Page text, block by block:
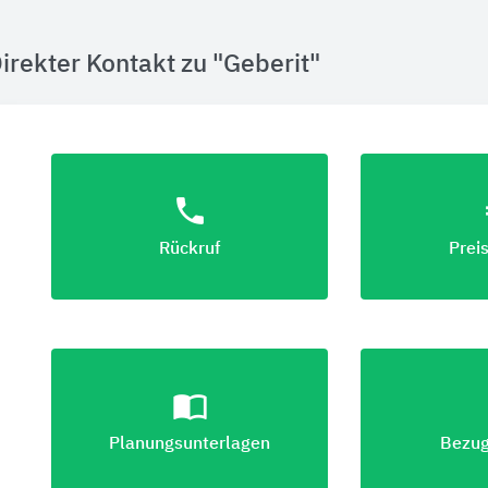
Kontakt zu "Geberit"
phone
Rückruf
import_contacts
Planungsunterlagen